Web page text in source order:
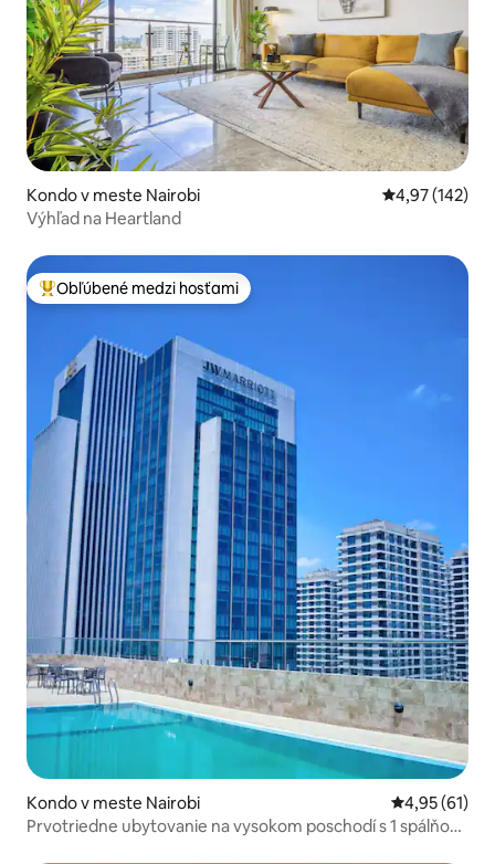
Kondo v meste Nairobi Priemerné
4,97 (142)
Výhľad na Heartland
Najobľúbenejšie medzi hosťami
Obľúbené medzi hosťami
Kondo v meste Nairobi Priemerné
4,95 (61)
Prvotriedne ubytovanie na vysokom poschodí s 1 spálňou